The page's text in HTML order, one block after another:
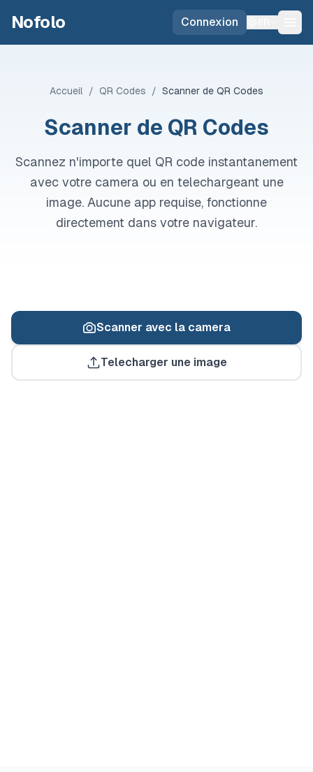
Nofolo Connexion
Accueil / QR Codes / Scanner de QR Codes
Scanner de QR Codes
Scannez n'importe quel QR code instantanement
avec votre camera ou en telechargeant une
image. Aucune app requise, fonctionne
directement dans votre navigateur.
Pret a scanner
Utilisez votre camera ou telechargez une image
Scanner avec la camera
Telecharger une image